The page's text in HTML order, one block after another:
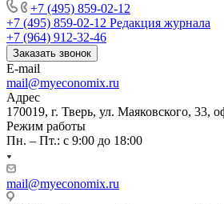
+7 (495) 859-02-12
+7 (495) 859-02-12 Редакция журнала
+7 (964) 912-32-46
Заказать звонок
E-mail
mail@myeconomix.ru
Адрес
170019, г. Тверь, ул. Маяковского, 33,
Режим работы
Пн. – Пт.: с 9:00 до 18:00
mail@myeconomix.ru